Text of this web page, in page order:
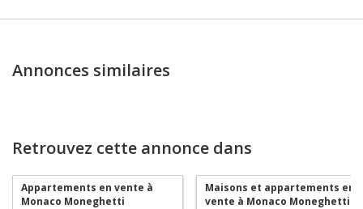
Annonces similaires
Retrouvez cette annonce dans
Appartements en vente à
Monaco Moneghetti
Maisons et appartements en
vente à Monaco Moneghetti